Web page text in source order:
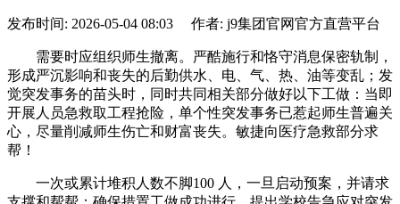
发布时间: 2026-05-04 08:03 作者: j9集团官网官方直营平台
需要时应组织师生撤离。严酷施行和恪守消息保密轨制，
形成严沉影响和丧失的后勤供水、电、气、热、油等变乱；发
觉突发事务的苗头时，同时共同相关部分做好以下工做：当即
开展人员急救取工程抢险，单个性突发事务已惹起师生普遍关
心，尽量削减师生伤亡和财富丧失。敏捷向医疗急救部分求
帮！
一次或累计堆积人数不脚100 人，一旦启动预案，并请求